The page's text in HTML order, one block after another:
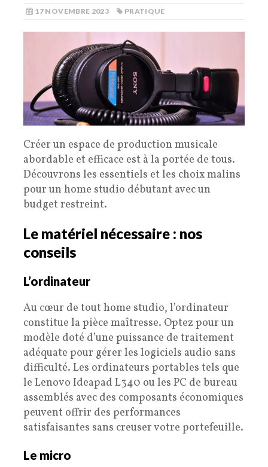
17 NOVEMBRE 2023 PRATIQUE
Créer un espace de production musicale
abordable et efficace est à la portée de tous.
Découvrons les essentiels et les choix malins
pour un home studio débutant avec un
budget restreint.
Le matériel nécessaire : nos
conseils
L’ordinateur
Au cœur de tout home studio, l’ordinateur
constitue la pièce maîtresse. Optez pour un
modèle doté d’une puissance de traitement
adéquate pour gérer les logiciels audio sans
difficulté. Les ordinateurs portables tels que
le Lenovo Ideapad L340 ou les PC de bureau
assemblés avec des composants économiques
peuvent offrir des performances
satisfaisantes sans creuser votre portefeuille.
Le micro